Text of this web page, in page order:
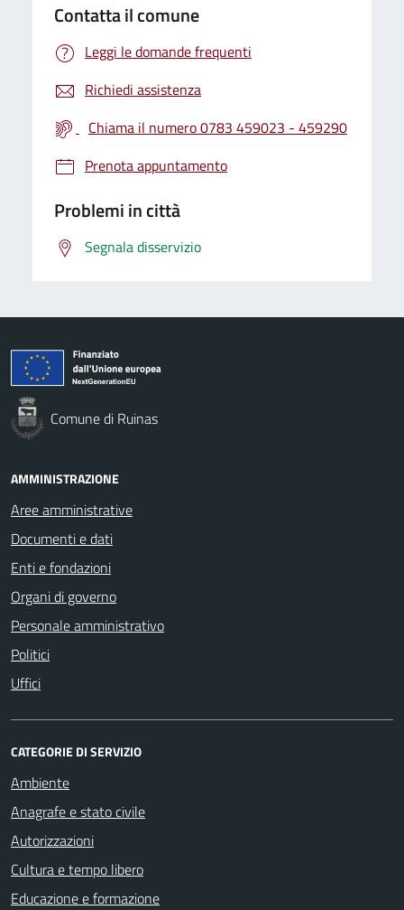
Contatta il comune
Leggi le domande frequenti
Richiedi assistenza
Chiama il numero 0783 459023 - 459290
Prenota appuntamento
Problemi in città
Segnala disservizio
Comune di Ruinas
AMMINISTRAZIONE
Aree amministrative
Documenti e dati
Enti e fondazioni
Organi di governo
Personale amministrativo
Politici
Uffici
CATEGORIE DI SERVIZIO
Ambiente
Anagrafe e stato civile
Autorizzazioni
Cultura e tempo libero
Educazione e formazione